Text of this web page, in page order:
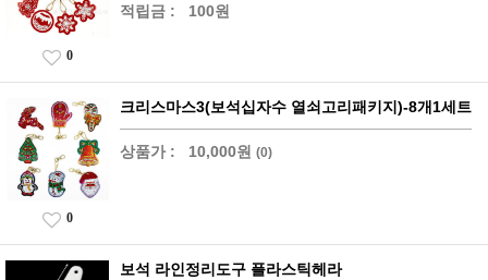
적립금 : 100원
0
크리스마스3(보석십자수 열쇠고리패키지)-8개1세트
상품가 : 10,000원 (0)
0
보석 라인정리도구 플라스틱헤라